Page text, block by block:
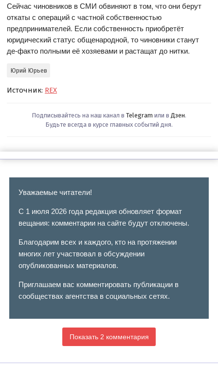
Сейчас чиновников в СМИ обвиняют в том, что они берут
откаты с операций с частной собственностью
предпринимателей. Если собственность приобретёт
юридический статус общенародной, то чиновники станут
де-факто полными её хозяевами и растащат до нитки.
Юрий Юрьев
Источник: REX
Подписывайтесь на наш канал в Telegram или в Дзен.
Будьте всегда в курсе главных событий дня.
Уважаемые читатели!
С 1 июля 2026 года редакция обновляет формат
вещания: комментарии на сайте будут отключены.
Благодарим всех и каждого, кто на протяжении
многих лет участвовал в обсуждении
опубликованных материалов.
Приглашаем вас комментировать публикации в
сообществах агентства в социальных сетях.
Показать 2 комментария